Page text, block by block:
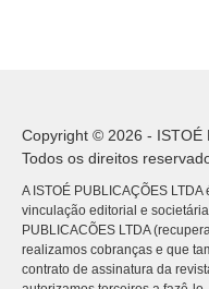
Copyright © 2026 - ISTOÉ
Todos os direitos
A ISTOÉ PUBLICAÇÕES
vinculação editorial e
PUBLICACÕES LTDA
realizamos cobranças e que
contrato de assinatura da